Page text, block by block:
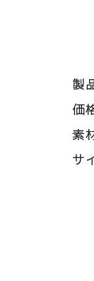
製
価
素
サ